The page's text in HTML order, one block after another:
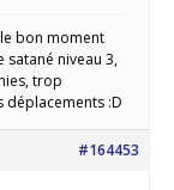
le bon moment
satané niveau 3,
trop
déplacements :D
#164453